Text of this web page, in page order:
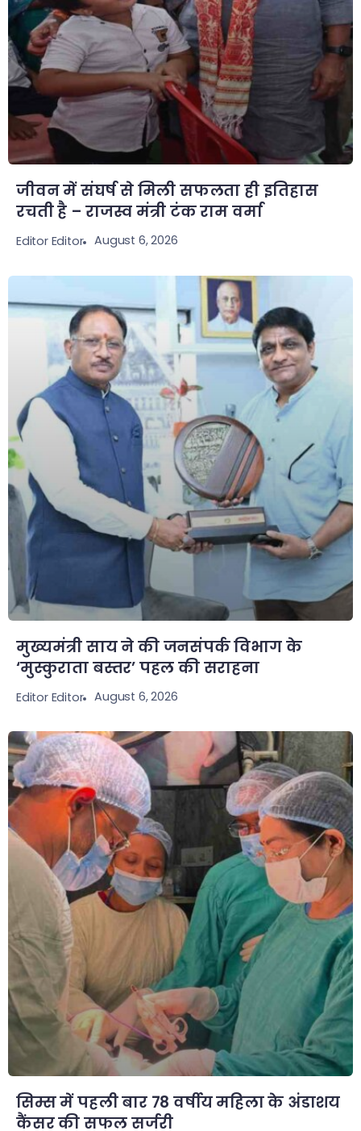
जीवन में संघर्ष से मिली सफलता ही इतिहास
रचती है – राजस्व मंत्री टंक राम वर्मा
Editor Editor August 6, 2026
मुख्यमंत्री साय ने की जनसंपर्क विभाग के
‘मुस्कुराता बस्तर’ पहल की सराहना
Editor Editor August 6, 2026
सिम्स में पहली बार 78 वर्षीय महिला के अंडाशय
कैंसर की सफल सर्जरी